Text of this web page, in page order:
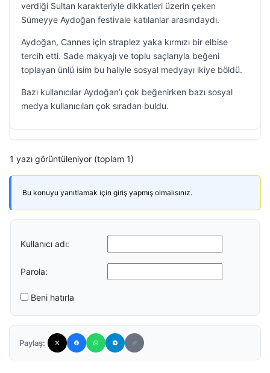
verdiği Sultan karakteriyle dikkatleri üzerin çeken
Sümeyye Aydoğan festivale katılanlar arasındaydı.
Aydoğan, Cannes için straplez yaka kırmızı bir elbise
tercih etti. Sade makyajı ve toplu saçlarıyla beğeni
toplayan ünlü isim bu haliyle sosyal medyayı ikiye böldü.
Bazı kullanıcılar Aydoğan’ı çok beğenirken bazı sosyal
medya kullanıcıları çok sıradan buldu.
1 yazı görüntüleniyor (toplam 1)
Bu konuyu yanıtlamak için giriş yapmış olmalısınız.
Kullanıcı adı:
Parola:
Beni hatırla
Paylaş: